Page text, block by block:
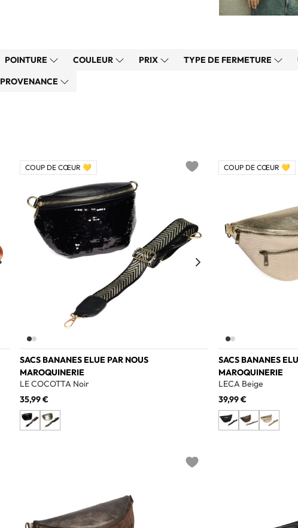
POINTURE COULEUR PRIX TYPE DE FERMETURE
PROVENANCE
SACS BANANES ELUE PAR NOUS
MAROQUINERIE
LE COCOTTA Noir
35,99 €
COUP DE CŒUR 💛
SACS BANANES
MAROQUINERIE
LECA Beige
39,99 €
COUP DE CŒUR 💛